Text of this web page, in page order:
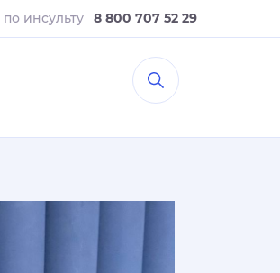
по инсульту 8 800 707 52 29